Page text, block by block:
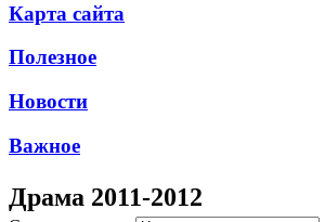
Карта сайта
Полезное
Новости
Важное
Драма 2011-2012